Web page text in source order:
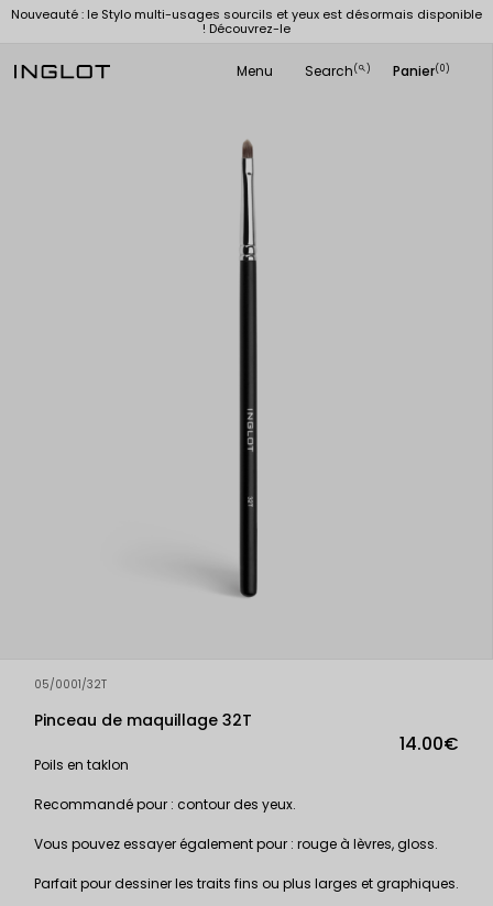
Nouveauté : le Stylo multi-usages sourcils et yeux est désormais disponible
! Découvrez-le
Menu Search(
search ) Panier(0)
05/0001/32T
Pinceau de maquillage 32T
14.00€
Poils en taklon
Recommandé pour : contour des yeux.
Vous pouvez essayer également pour : rouge à lèvres, gloss.
Parfait pour dessiner les traits fins ou plus larges et graphiques.